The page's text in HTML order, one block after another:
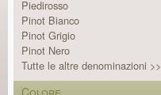
Piedirosso
Pinot Bianco
Pinot Grigio
Pinot Nero
Tutte le altre denominazioni >>
Colore